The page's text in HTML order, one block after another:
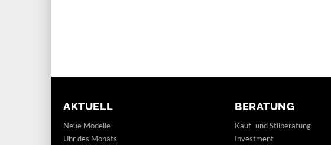
AKTUELL
Neue Modelle
Uhr des Monats
BERATUNG
Kauf- und Stilberatung
Investment